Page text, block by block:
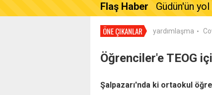
Flaş Haber Güdün'ün yol
ÖNE ÇIKANLAR yardımlaşma •
Öğrenciler'e TEOG
Şalpazarı'nda ki ortaokul